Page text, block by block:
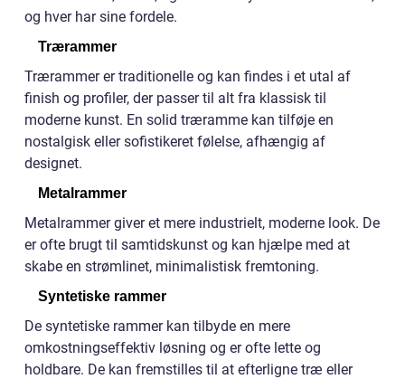
og hver har sine fordele.
Trærammer
Trærammer er traditionelle og kan findes i et utal af
finish og profiler, der passer til alt fra klassisk til
moderne kunst. En solid træramme kan tilføje en
nostalgisk eller sofistikeret følelse, afhængig af
designet.
Metalrammer
Metalrammer giver et mere industrielt, moderne look. De
er ofte brugt til samtidskunst og kan hjælpe med at
skabe en strømlinet, minimalistisk fremtoning.
Syntetiske rammer
De syntetiske rammer kan tilbyde en mere
omkostningseffektiv løsning og er ofte lette og
holdbare. De kan fremstilles til at efterligne træ eller